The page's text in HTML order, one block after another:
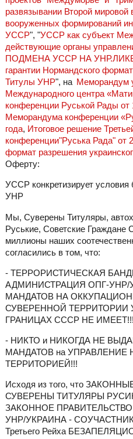
развязывании Второй мировой
вооруженных формирований
УССР", "УССР как субъект
действующие органы
ПОДМЕНА УССР НА
гарантии Нормандского
Титулы УНР", на Меморандум
Международного центра
конференции Руськой Рады от
Меморандума конференции
года, Итоговое решение
конференции"Руська Рада" от
формат разрешения
Оферту:
УССР конкретизирует условия
УНР
Мы, Суверены Титуляры,
Руськие, Советские
миллионы наших
согласились в том, что:
- ТЕРРОРИСТИЧЕСКАЯ
АДМИНИСТРАЦИЯ ОПГ-УНР/
МАНДАТОВ НА
СУВЕРЕННОЙ ТЕРРИТОРИИ
ГРАНИЦАХ СССР НЕ ИМЕЕТ!!!
- НИКТО и НИКОГДА НЕ
МАНДАТОВ на УПРАВЛЕНИЕ
ТЕРРИТОРИЕЙ!!!
Исходя из того, что
СУВЕРЕНЫ ТИТУЛЯРЫ
ЗАКОННОЕ ПРАВИТЕЛЬСТВО
УНР/УКРАИНА -
Третьего Рейха